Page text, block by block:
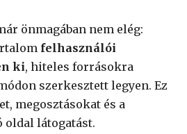
önmagában nem elég:
felhasználói
ki, hiteles forrásokra
szerkesztett legyen. Ez
megosztásokat és a
oldal látogatást.